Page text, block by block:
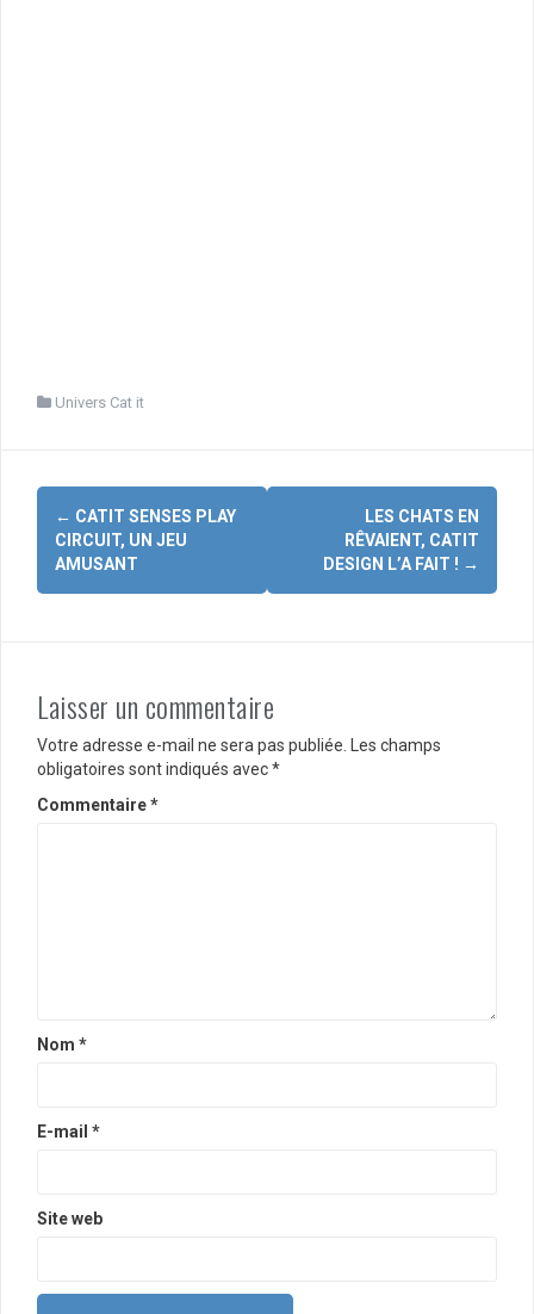
Univers Cat it
Navigation
d'article
← CATIT SENSES PLAY
CIRCUIT, UN JEU
AMUSANT
LES CHATS EN
RÊVAIENT, CATIT
DESIGN L’A FAIT ! →
Laisser un commentaire
Votre adresse e-mail ne sera pas publiée. Les champs
obligatoires sont indiqués avec*
Commentaire*
Nom *
E-mail *
Site web